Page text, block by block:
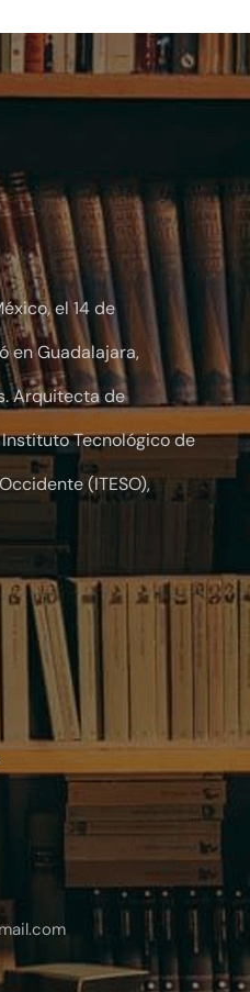
$10.00
through
el 14 de
en Guadalajara,
Arquitecta de
Tecnológico de
(ITESO),